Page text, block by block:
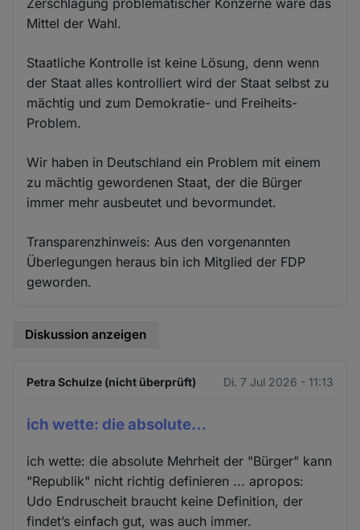
Zerschlagung problematischer Konzerne wäre das
Mittel der Wahl.
Staatliche Kontrolle ist keine Lösung, denn wenn
der Staat alles kontrolliert wird der Staat selbst zu
mächtig und zum Demokratie- und Freiheits-
Problem.
Wir haben in Deutschland ein Problem mit einem
zu mächtig gewordenen Staat, der die Bürger
immer mehr ausbeutet und bevormundet.
Transparenzhinweis: Aus den vorgenannten
Überlegungen heraus bin ich Mitglied der FDP
geworden.
Diskussion anzeigen
Petra Schulze (nicht überprüft) Di. 7 Jul 2026 - 11:13
ich wette: die absolute…
ich wette: die absolute Mehrheit der "Bürger" kann
"Republik" nicht richtig definieren ... apropos:
Udo Endruscheit braucht keine Definition, der
findet’s einfach gut, was auch immer.